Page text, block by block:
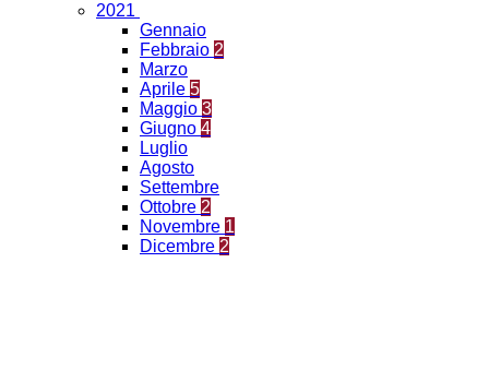
2021
Gennaio
Febbraio 2
Marzo
Aprile 5
Maggio 3
Giugno 4
Luglio
Agosto
Settembre
Ottobre 2
Novembre 1
Dicembre 2